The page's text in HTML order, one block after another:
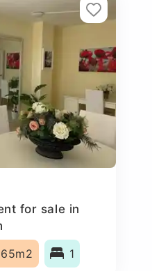
for sale in
65m2 1